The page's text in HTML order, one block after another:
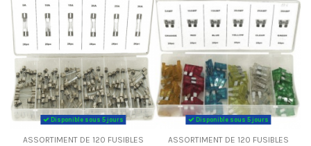
Disponible sous 5 jours
ASSORTIMENT DE 120 FUSIBLES
Disponible sous 5 jours
ASSORTIMENT DE 120 FUSIBLES